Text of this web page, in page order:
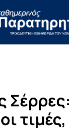
Σέρρες: